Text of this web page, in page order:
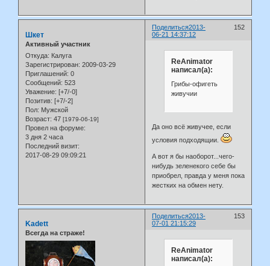
Поделиться 152
2013-
06-21 14:37:12
Шкет
Активный участник
Откуда: Калуга
Зарегистрирован: 2009-03-29
Приглашений: 0
Сообщений: 523
Уважение: [+7/-0]
Позитив: [+7/-2]
Пол: Мужской
Возраст: 47 [1979-06-19]
Провел на форуме:
3 дня 2 часа
Последний визит:
2017-08-29 09:09:21
ReAnimator
написал(а):
Грибы-офигеть
живучии
Да оно всё живучее, если
условия подходящии.
А вот я бы наоборот...чего-
нибудь зеленекого себе бы
приобрел, правда у меня пока
жестких на обмен нету.
Поделиться 153
2013-
07-01 21:15:29
Kadett
Всегда на страже!
ReAnimator
написал(а):